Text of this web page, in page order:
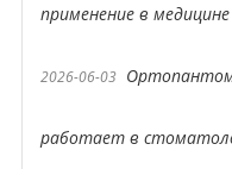
применение в медицине
2026-06-03
работает в